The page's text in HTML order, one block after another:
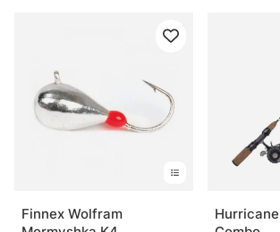
Finnex Wolfram